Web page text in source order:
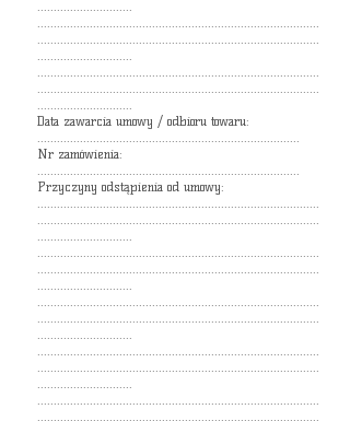
.............................
......................................................................................
......................................................................................
.............................
......................................................................................
......................................................................................
.............................
Data zawarcia umowy / odbioru towaru:
................................................................................
Nr zamówienia:
................................................................................
Przyczyny odstąpienia od umowy:
......................................................................................
......................................................................................
.............................
......................................................................................
......................................................................................
.............................
......................................................................................
......................................................................................
.............................
......................................................................................
......................................................................................
.............................
......................................................................................
......................................................................................